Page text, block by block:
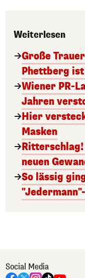
Weiterlesen
Große
Phettberg
Wiener PR-
Jahren
Hier
Masken
neuen
So lässig
Social Media